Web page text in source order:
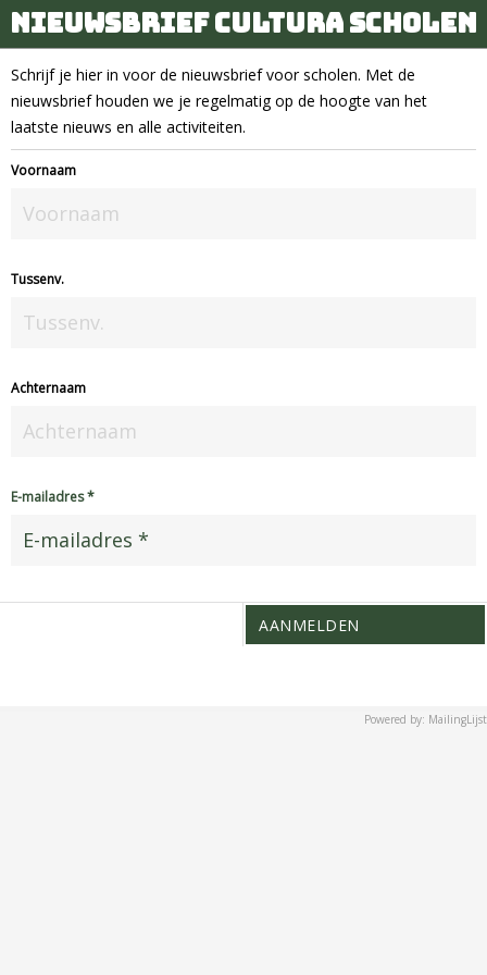
Nieuwsbrief Cultura Scholen
Schrijf je hier in voor de nieuwsbrief voor scholen. Met de
nieuwsbrief houden we je regelmatig op de hoogte van het
laatste nieuws en alle activiteiten.
Voornaam
Tussenv.
Achternaam
E-mailadres *
AANMELDEN
Powered by: MailingLijst